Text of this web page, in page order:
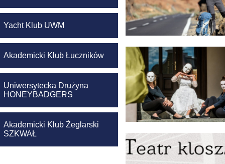
Yacht Klub UWM
Akademicki Klub Łuczników
Uniwersytecka Drużyna
HONEYBADGERS
Akademicki Klub Żeglarski
SZKWAŁ